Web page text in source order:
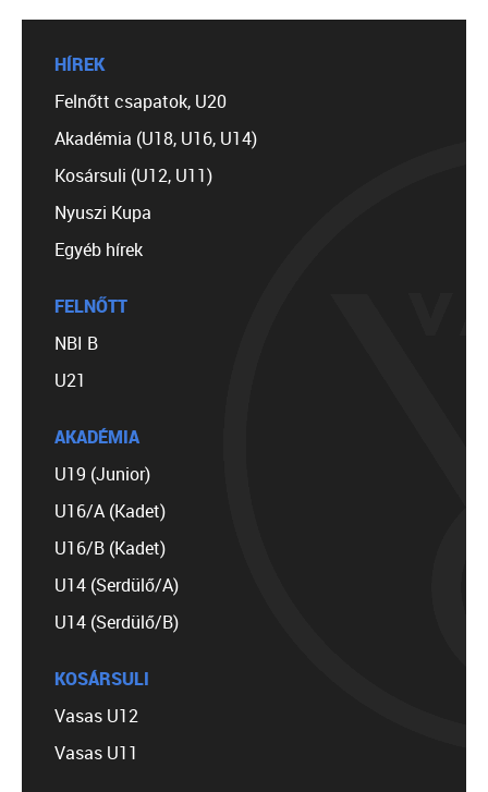
HÍREK
Felnőtt csapatok, U20
Akadémia (U18, U16, U14)
Kosársuli (U12, U11)
Nyuszi Kupa
Egyéb hírek
FELNŐTT
NBI B
U21
AKADÉMIA
U19 (Junior)
U16/A (Kadet)
U16/B (Kadet)
U14 (Serdülő/A)
U14 (Serdülő/B)
KOSÁRSULI
Vasas U12
Vasas U11